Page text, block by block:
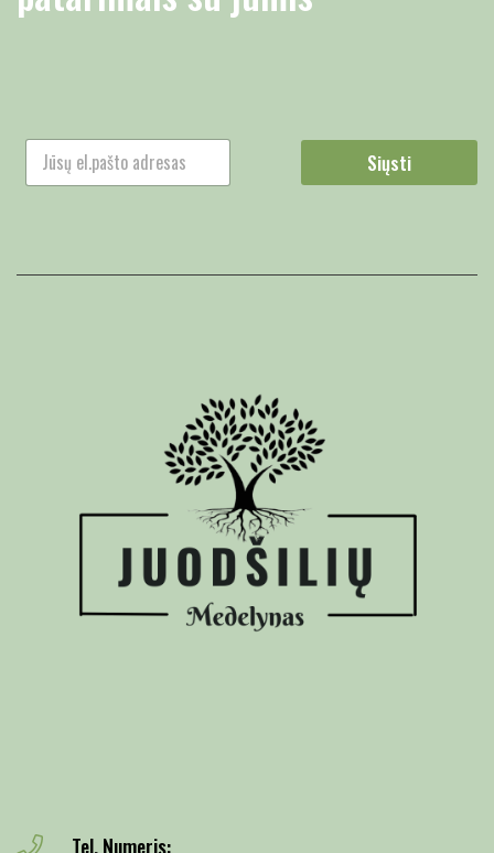
Siųsti
Tel. Numeris: